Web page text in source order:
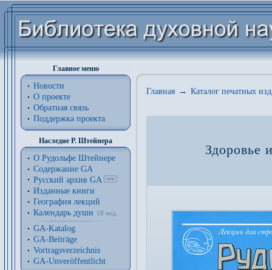
Главное меню
Новости
О проекте
Обратная связь
Поддержка проекта
Наследие Р. Штейнера
О Рудольфе Штейнере
Содержание GA
Русский архив GA
Изданные книги
География лекций
Календарь души
18 нед.
GA-Katalog
GA-Beiträge
Vortragsverzeichnis
GA-Unveröffentlicht
Главная → Каталог печатных
Здоровье